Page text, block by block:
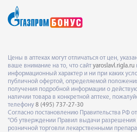
Цены в аптеках могут отличаться от цен,
ваше внимание на то, что сайт yaroslavl.rigla.ru
информационный характер и ни при каких
публичной офертой, определяемой
получения подробной информации о
наличии товара в конкретной аптеке,
телефону 8 (495) 737-27-30
Согласно постановлению Правительства РФ
"Об утверждении Правил выдачи разрешения
розничной торговли лекарственными